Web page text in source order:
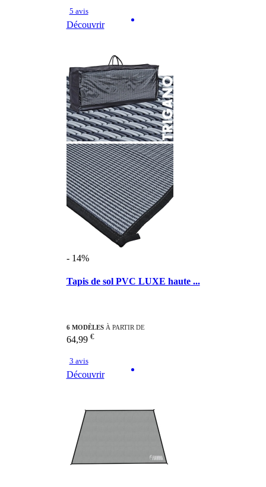
5 avis
Découvrir
- 14%
Tapis de sol PVC LUXE haute ...
6 MODÈLESÀ PARTIR DE
64,99 €
3 avis
Découvrir